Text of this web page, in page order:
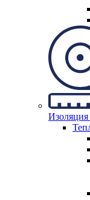
Изоляция